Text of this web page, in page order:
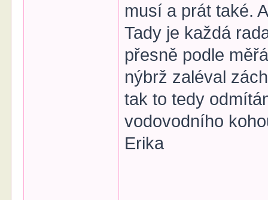
musí a prát také.
Tady je každá
přesně podle
nýbrž zaléval
tak to tedy
vodovodního
Erika